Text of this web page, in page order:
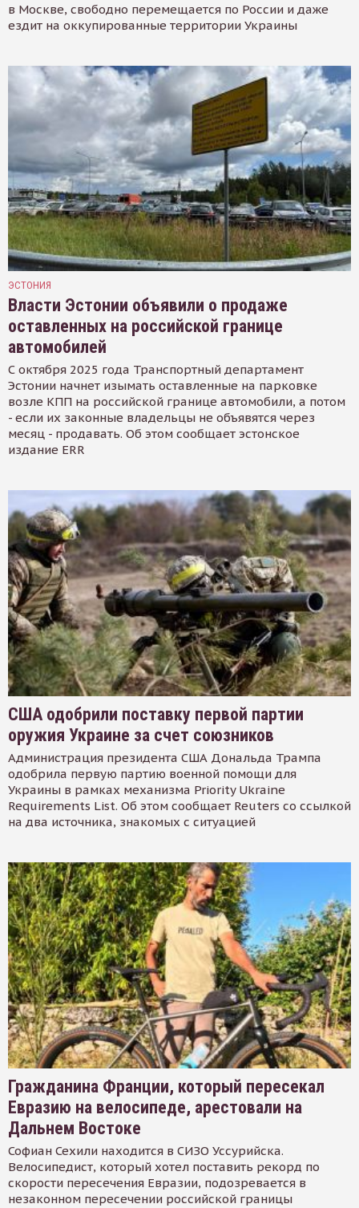
в Москве, свободно перемещается по России и даже
ездит на оккупированные территории Украины
ЭСТОНИЯ
Власти Эстонии объявили о продаже
оставленных на российской границе
автомобилей
С октября 2025 года Транспортный департамент
Эстонии начнет изымать оставленные на парковке
возле КПП на российской границе автомобили, а потом
- если их законные владельцы не объявятся через
месяц - продавать. Об этом сообщает эстонское
издание ERR
США одобрили поставку первой партии
оружия Украине за счет союзников
Администрация президента США Дональда Трампа
одобрила первую партию военной помощи для
Украины в рамках механизма Priority Ukraine
Requirements List. Об этом сообщает Reuters со ссылкой
на два источника, знакомых с ситуацией
Гражданина Франции, который пересекал
Евразию на велосипеде, арестовали на
Дальнем Востоке
Софиан Сехили находится в СИЗО Уссурийска.
Велосипедист, который хотел поставить рекорд по
скорости пересечения Евразии, подозревается в
незаконном пересечении российской границы